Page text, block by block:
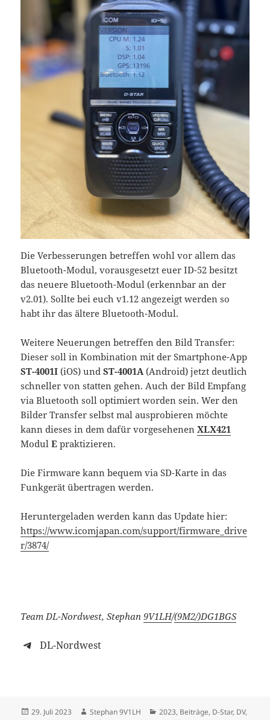
Die Verbesserungen betreffen wohl vor allem das
Bluetooth-Modul, vorausgesetzt euer ID-52 besitzt
das neuere Bluetooth-Modul (erkennbar an der
v2.01). Sollte bei euch v1.12 angezeigt werden so
habt ihr das ältere Bluetooth-Modul.
Weitere Neuerungen betreffen den Bild Transfer:
Dieser soll in Kombination mit der Smartphone-App
ST-4001I (iOS) undST-4001A (Android) jetzt deutlich
schneller von statten gehen. Auch der Bild Empfang
via Bluetooth soll optimiert worden sein. Wer den
Bilder Transfer selbst mal ausprobieren möchte
kann dieses in dem dafür vorgesehenenXLX421
ModulE praktizieren.
Die Firmware kann bequem via SD-Karte in das
Funkgerät übertragen werden.
Heruntergeladen werden kann das Update hier:
https://www.icomjapan.com/support/firmware_drive
r/3874/
Team DL-Nordwest, Stephan9V1LH/(9M2/)DG1BGS
DL-Nordwest
Veröffentlicht
29. Juli 2023 Autor
Stephan 9V1LH Kategorien
2023, Beiträge, D-Star, DV,